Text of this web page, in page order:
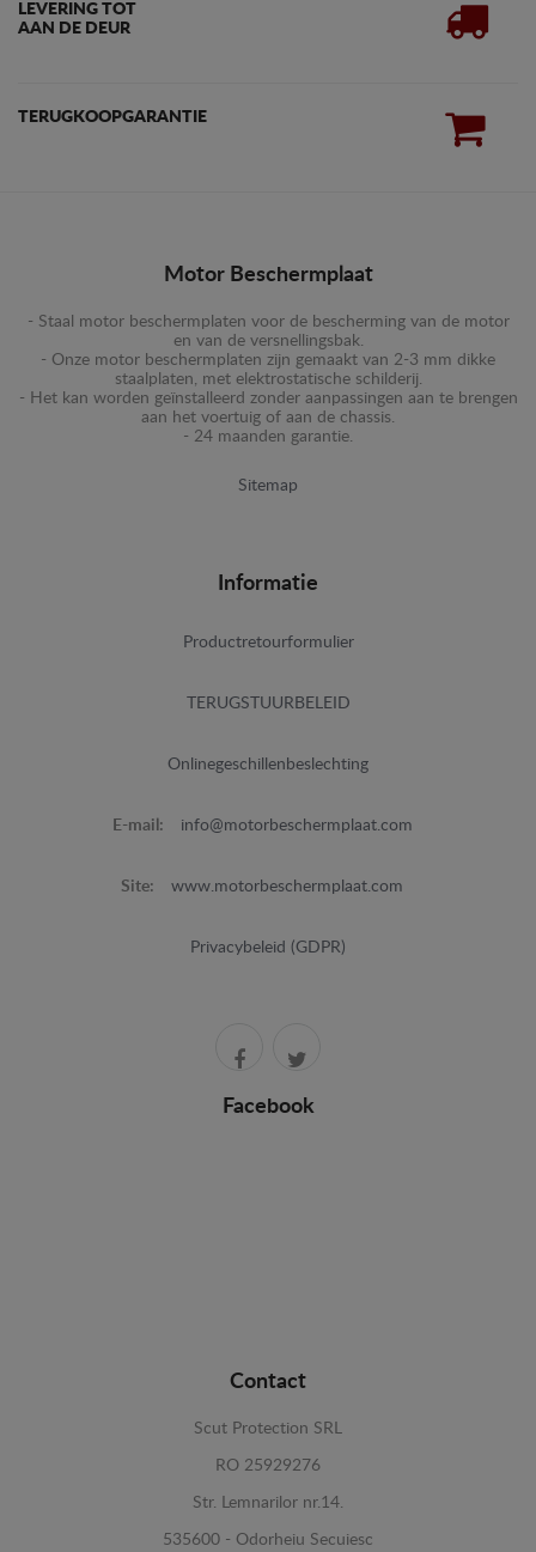
LEVERING TOT
AAN DE DEUR
TERUGKOOPGARANTIE
Motor Beschermplaat
- Staal motor beschermplaten voor de bescherming van de motor
en van de versnellingsbak.
- Onze motor beschermplaten zijn gemaakt van 2-3 mm dikke
staalplaten, met elektrostatische schilderij.
- Het kan worden geïnstalleerd zonder aanpassingen aan te brengen
aan het voertuig of aan de chassis.
- 24 maanden garantie.
Sitemap
Informatie
Productretourformulier
TERUGSTUURBELEID
Onlinegeschillenbeslechting
E-mail: info@motorbeschermplaat.com
Site: www.motorbeschermplaat.com
Privacybeleid (GDPR)
Facebook
Contact
Scut Protection SRL
RO 25929276
Str. Lemnarilor nr.14.
535600 - Odorheiu Secuiesc